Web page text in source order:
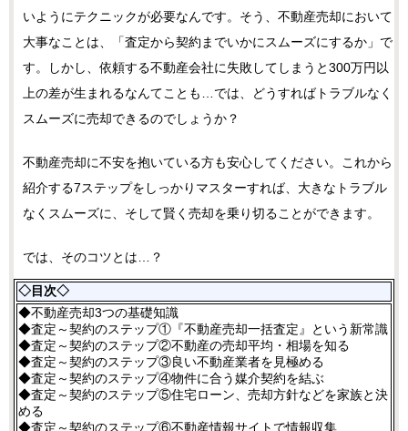
いようにテクニックが必要なんです。そう、不動産売却において
大事なことは、「査定から契約までいかにスムーズにするか」で
す。しかし、依頼する不動産会社に失敗してしまうと300万円以
上の差が生まれるなんてことも…では、どうすればトラブルなく
スムーズに売却できるのでしょうか？
不動産売却に不安を抱いている方も安心してください。これから
紹介する7ステップをしっかりマスターすれば、大きなトラブル
なくスムーズに、そして賢く売却を乗り切ることができます。
では、そのコツとは…？
◇目次◇
◆不動産売却3つの基礎知識
◆査定～契約のステップ①『不動産売却一括査定』という新常識
◆査定～契約のステップ②不動産の売却平均・相場を知る
◆査定～契約のステップ③良い不動産業者を見極める
◆査定～契約のステップ④物件に合う媒介契約を結ぶ
◆査定～契約のステップ⑤住宅ローン、売却方針などを家族と決
める
◆査定～契約のステップ⑥不動産情報サイトで情報収集